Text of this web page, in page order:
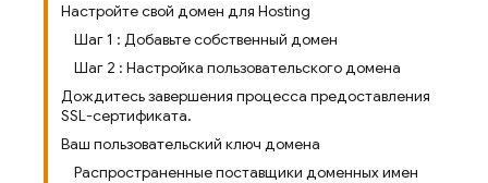
Настройте свой домен для Hosting
Шаг 1 : Добавьте собственный домен
Шаг 2 : Настройка пользовательского домена
Дождитесь завершения процесса предоставления
SSL-сертификата.
Ваш пользовательский ключ домена
Распространенные поставщики доменных имен